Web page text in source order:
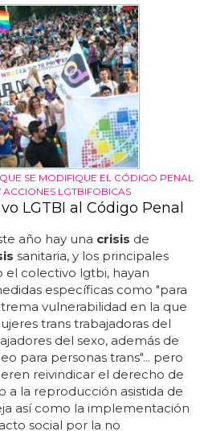
SE MODIFIQUE EL CÓDIGO PENAL
LGTBIFOBICAS
LGTBI al Código Penal
año hay una crisis de
sanitaria, y los principales
el colectivo lgtbi, hayan
específicas como "para
vulnerabilidad en la que
trans trabajadoras del
del sexo, además de
para personas trans"... pero
reivindicar el derecho de
a la reproducción asistida de
así como la implementación
social por la no